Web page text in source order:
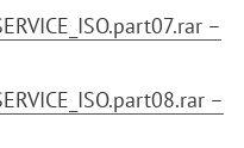
–
–